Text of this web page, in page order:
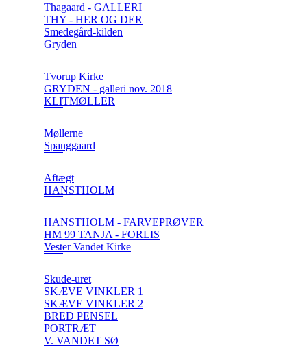
Thagaard - GALLERI
THY - HER OG DER
Smedegård-kilden
Gryden
Tvorup Kirke
GRYDEN - galleri nov. 2018
KLITMØLLER
Møllerne
Spanggaard
Aftægt
HANSTHOLM
HANSTHOLM - FARVEPRØVER
HM 99 TANJA - FORLIS
Vester Vandet Kirke
Skude-uret
SKÆVE VINKLER 1
SKÆVE VINKLER 2
BRED PENSEL
PORTRÆT
V. VANDET SØ